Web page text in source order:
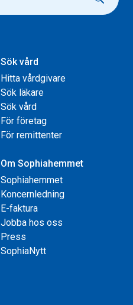
Sök vård
Hitta vårdgivare
Sök läkare
Sök vård
För företag
För remittenter
Om Sophiahemmet
Sophiahemmet
Koncernledning
E-faktura
Jobba hos oss
Press
SophiaNytt